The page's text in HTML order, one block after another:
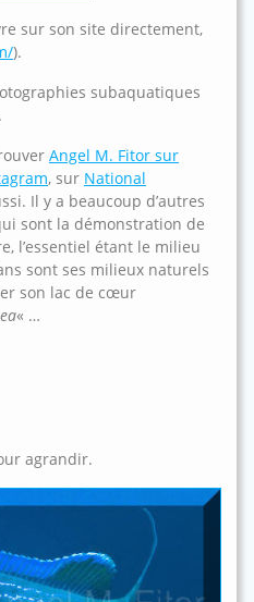
sur son site directement,
).
subaquatiques
Angel M. Fitor sur
, sur National
Il y a beaucoup d’autres
sont la démonstration de
l’essentiel étant le milieu
sont ses milieux naturels
son lac de cœur
« …
agrandir.